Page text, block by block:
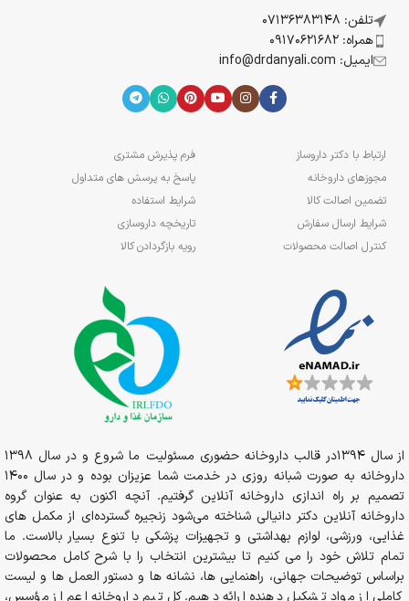
تلفن: 07136383148
همراه: 09170621682
ایمیل: info@drdanyali.com
ارتباط با دکتر داروساز
مجوزهای داروخانه
تضمین اصالت کالا
شرایط ارسال سفارش
کنترل اصالت محصولات
فرم پذیرش مشتری
پاسخ به پرسش های متداول
شرایط استفاده
تاریخچه داروسازی
رویه بازگردادن کالا
از سال 1394در قالب داروخانه حضوری مسئولیت ما شروع و در سال 1398
داروخانه به صورت شبانه روزی در خدمت شما عزیزان بوده و در سال 1400
تصمیم بر راه اندازی داروخانه آنلاین گرفتیم. آنچه اکنون به عنوان گروه
داروخانه آنلاین دکتر دانیالی شناخته می‌شود زنجیره گسترده‌ای از مکمل های
غذایی، ورزشی، لوازم بهداشتی و تجهیزات پزشکی با تنوع بسیار بالاست. ما
تمام تلاش خود را می کنیم تا بیشترین انتخاب را با شرح کامل محصولات
براساس توضیحات جهانی، راهنمایی ها، نشانه ها و دستور العمل ها و لیست